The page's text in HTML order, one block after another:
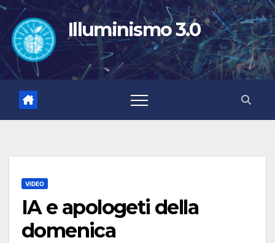
Salta
contenuto
Illuminismo 3.0
VIDEO
IA e apologeti della
domenica